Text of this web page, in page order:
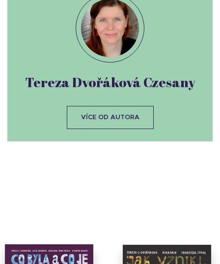
Tereza Dvořáková Czesany
VÍCE OD AUTORA